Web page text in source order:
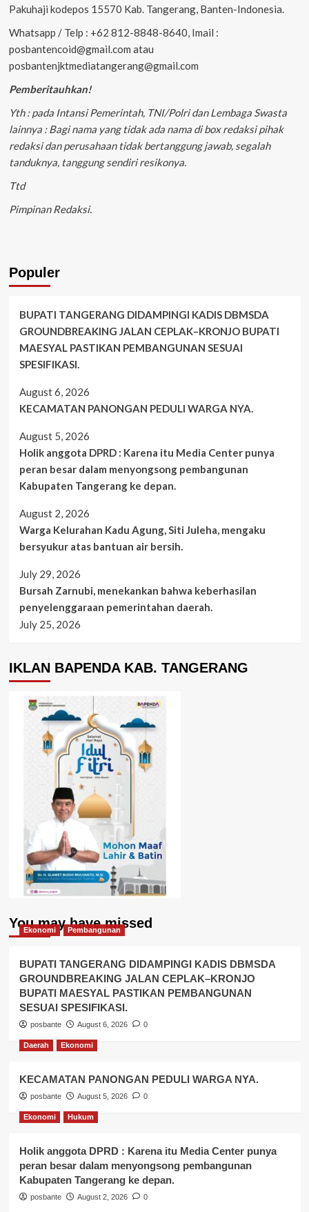
Pakuhaji kodepos 15570 Kab. Tangerang, Banten-Indonesia.
Whatsapp / Telp : +62 812-8848-8640, Imail :
posbantencoid@gmail.com atau
posbantenjktmediatangerang@gmail.com
Pemberitauhkan!
Yth : pada Intansi Pemerintah, TNI/Polri dan Lembaga Swasta
lainnya : Bagi nama yang tidak ada nama di box redaksi pihak
redaksi dan perusahaan tidak bertanggung jawab, segalah
tanduknya, tanggung sendiri resikonya.
Ttd
Pimpinan Redaksi.
Populer
BUPATI TANGERANG DIDAMPINGI KADIS DBMSDA
GROUNDBREAKING JALAN CEPLAK–KRONJO BUPATI
MAESYAL PASTIKAN PEMBANGUNAN SESUAI
SPESIFIKASI.
August 6, 2026
KECAMATAN PANONGAN PEDULI WARGA NYA.
August 5, 2026
Holik anggota DPRD : Karena itu Media Center punya
peran besar dalam menyongsong pembangunan
Kabupaten Tangerang ke depan.
August 2, 2026
Warga Kelurahan Kadu Agung, Siti Juleha, mengaku
bersyukur atas bantuan air bersih.
July 29, 2026
Bursah Zarnubi, menekankan bahwa keberhasilan
penyelenggaraan pemerintahan daerah.
July 25, 2026
IKLAN BAPENDA KAB. TANGERANG
You may have missed
Ekonomi Pembangunan
BUPATI TANGERANG DIDAMPINGI KADIS DBMSDA
GROUNDBREAKING JALAN CEPLAK–KRONJO
BUPATI MAESYAL PASTIKAN PEMBANGUNAN
SESUAI SPESIFIKASI.
posbante August 6, 2026 0
Daerah Ekonomi
KECAMATAN PANONGAN PEDULI WARGA NYA.
posbante August 5, 2026 0
Ekonomi Hukum
Holik anggota DPRD : Karena itu Media Center punya
peran besar dalam menyongsong pembangunan
Kabupaten Tangerang ke depan.
posbante August 2, 2026 0